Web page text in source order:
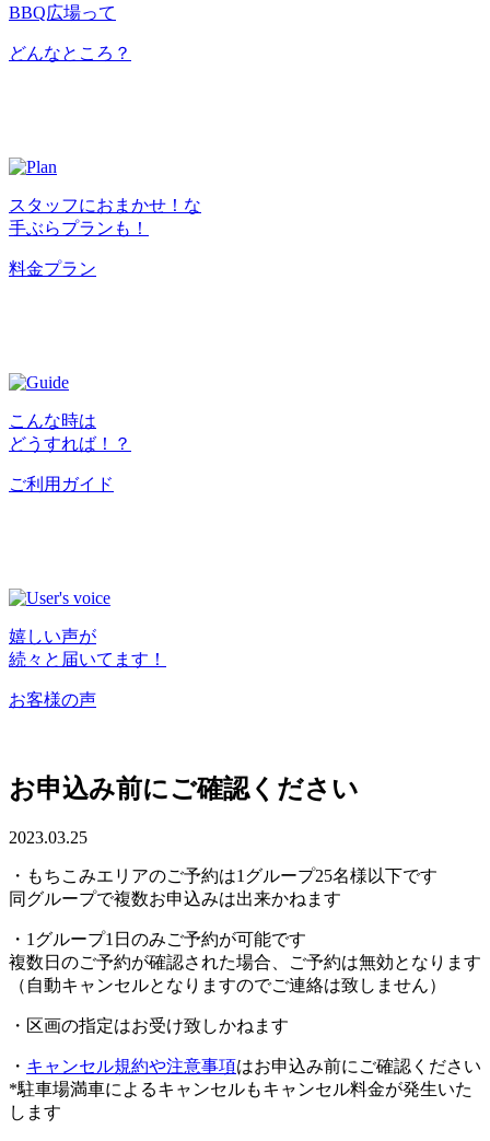
BBQ広場って
どんなところ？
スタッフにおまかせ！な
手ぶらプランも！
料金プラン
こんな時は
どうすれば！？
ご利用ガイド
嬉しい声が
続々と届いてます！
お客様の声
お申込み前にご確認ください
2023.03.25
・もちこみエリアのご予約は1グループ25名様以下です
同グループで複数お申込みは出来かねます
・1グループ1日のみご予約が可能です
複数日のご予約が確認された場合、ご予約は無効となります
（自動キャンセルとなりますのでご連絡は致しません）
・区画の指定はお受け致しかねます
・ キャンセル規約や注意事項はお申込み前にご確認ください
*駐車場満車によるキャンセルもキャンセル料金が発生いた
します